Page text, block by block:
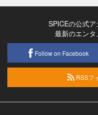
SPICEの公式
最新のエンタ
Follow on Facebook
RSSフ